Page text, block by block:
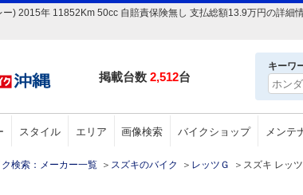
ー) 2015年 11852Km 50cc 自賠責保険無し 支払総額13.9万円の詳
掲載台数 2,512台
キーワ
スタイル エリア 画像検索 バイクショップ メンテ
検索：メーカー一覧 ＞ スズキのバイク ＞ レッツＧ ＞ スズキ レッ